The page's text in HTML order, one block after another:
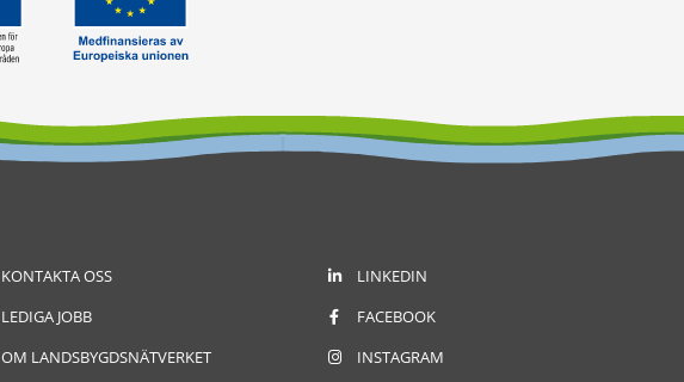
KONTAKTA OSS
LEDIGA JOBB
OM LANDSBYGDSNÄTVERKET
LINKEDIN
FACEBOOK
INSTAGRAM